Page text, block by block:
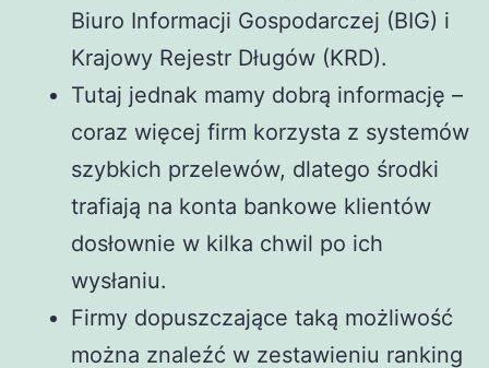
Biuro Informacji Gospodarczej (BIG) i
Krajowy Rejestr Długów (KRD).
Tutaj jednak mamy dobrą informację –
coraz więcej firm korzysta z systemów
szybkich przelewów, dlatego środki
trafiają na konta bankowe klientów
dosłownie w kilka chwil po ich
wysłaniu.
Firmy dopuszczające taką możliwość
można znaleźć w zestawieniu ranking